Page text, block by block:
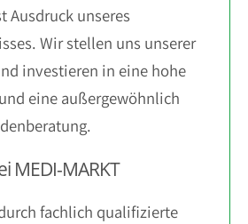
Ausdruck unseres
Wir stellen uns unserer
investieren in eine hohe
eine außergewöhnlich
MEDI-MARKT
fachlich qualifizierte